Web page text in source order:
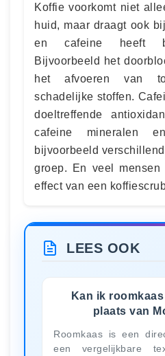
Koffie voorkomt niet
huid, maar draagt ook
en cafeine heeft
Bijvoorbeeld het
het afvoeren van
schadelijke stoffen.
doeltreffende
cafeine mineralen
bijvoorbeeld
groep. En veel
effect van een
LEES OOK
Kan ik
plaats van
Roomkaas is een
een vergelijkbare